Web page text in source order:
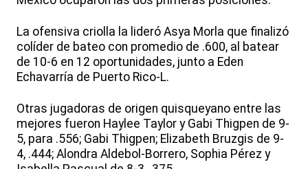
La ofensiva criolla la lideró Asya Morla que finalizó
colíder de bateo con promedio de .600, al batear
de 10-6 en 12 oportunidades, junto a Eden
Echavarría de Puerto Rico-L.
Otras jugadoras de origen quisqueyano entre las
mejores fueron Haylee Taylor y Gabi Thigpen de 9-
5, para .556; Gabi Thigpen; Elizabeth Bruzgis de 9-
4, .444; Alondra Aldebol-Borrero, Sophia Pérez y